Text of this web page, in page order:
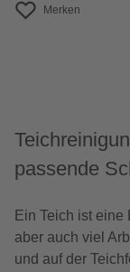
Merken
passende
Ein Teich ist eine
aber auch viel
und auf der